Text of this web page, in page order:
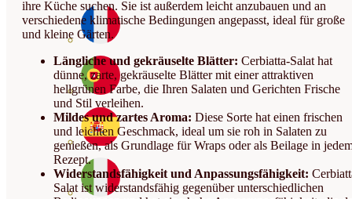
ihre Küche suchen. Sie ist außerdem leicht anzubauen und an
verschiedene klimatische Bedingungen angepasst, ideal für große
und kleine Gärten.
Längliche und gekräuselte Blätter: Cerbiatta-Salat hat
dünne, zarte, gekräuselte Blätter mit einer attraktiven
hellgrünen Farbe, die Ihren Salaten und Gerichten Frische
und Stil verleihen.
Mildes und zartes Aroma: Diese Sorte hat einen frischen
und leichten Geschmack, ideal um sie roh in Salaten zu
genießen, als Grundlage für Wraps oder als Beilage in
Rezept.
Widerstandsfähigkeit und Anpassungsfähigkeit:
Salat ist widerstandsfähig gegenüber unterschiedlichen